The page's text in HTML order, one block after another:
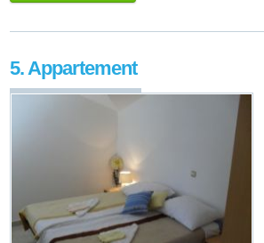
5. Appartement